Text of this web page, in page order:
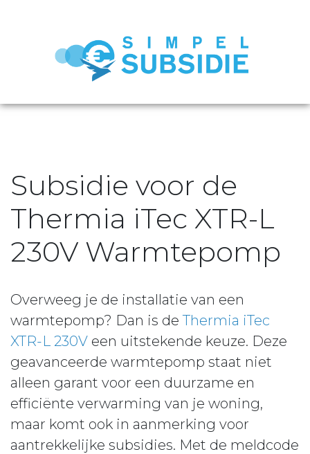
Subsidie voor de
Thermia iTec XTR-L
230V Warmtepomp
Overweeg je de installatie van een
warmtepomp? Dan is deThermia iTec
XTR-L 230V een uitstekende keuze. Deze
geavanceerde warmtepomp staat niet
alleen garant voor een duurzame en
efficiënte verwarming van je woning,
maar komt ook in aanmerking voor
aantrekkelijke subsidies. Met de meldcode